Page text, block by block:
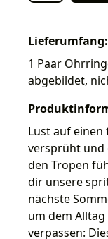
Lieferumfang:
1 Paar
abgebildet,
Lust auf einen
versprüht und
den Tropen
dir unsere
nächste
um dem Alltag
verpassen: